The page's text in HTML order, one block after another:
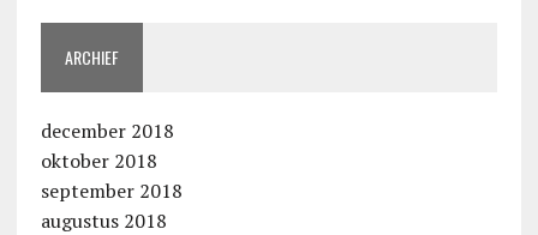
ARCHIEF
december 2018
oktober 2018
september 2018
augustus 2018